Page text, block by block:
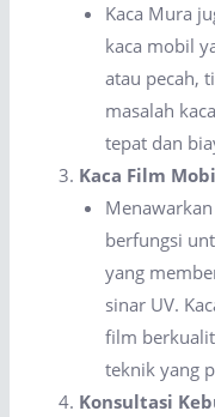
Kaca Mura
kaca mobil
atau pecah,
masalah
tepat dan
Kaca Film
berfungsi
yang
sinar UV.
film
teknik yang
Konsultasi